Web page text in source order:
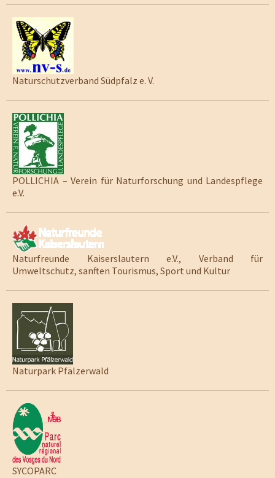
Naturschutzverband Südpfalz e. V.
POLLICHIA – Verein für Naturforschung und Landespflege
e.V.
Naturfreunde Kaiserslautern e.V., Verband für
Umweltschutz, sanften Tourismus, Sport und Kultur
Naturpark Pfälzerwald
SYCOPARC